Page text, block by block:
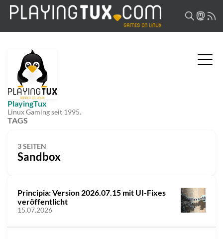
PlayingTux
Linux Gaming seit 1995.
TAGS
3 SEITEN
Sandbox
Principia: Version 2026.07.15 mit UI-Fixes
veröffentlicht
15.07.2026